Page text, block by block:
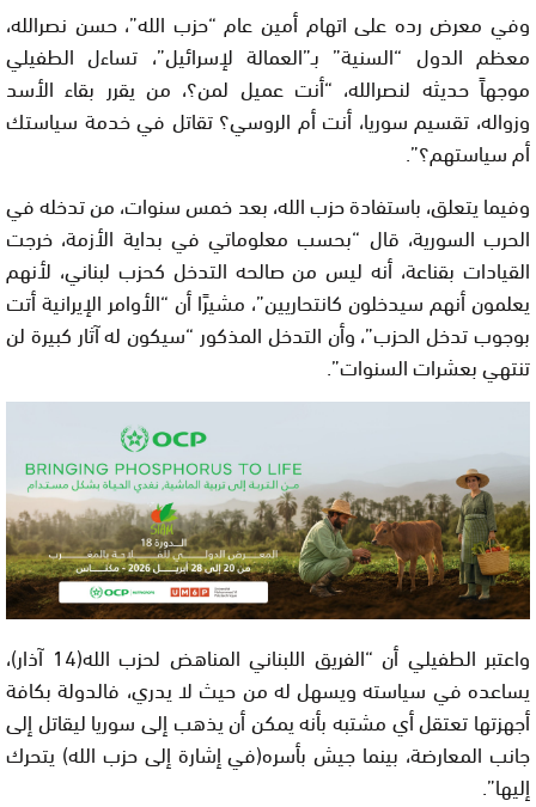
وفي معرض رده على اتهام أمين عام “حزب الله”، حسن نصرالله،
معظم الدول “السنية” بـ”العمالة لإسرائيل”، تساءل الطفيلي
موجهاً حديثه لنصرالله، “أنت عميل لمن؟، من يقرر بقاء الأسد
وزواله، تقسيم سوريا، أنت أم الروسي؟ تقاتل في خدمة سياستك
أم سياستهم؟”.
وفيما يتعلق، باستفادة حزب الله، بعد خمس سنوات، من تدخله في
الحرب السورية، قال “بحسب معلوماتي في بداية الأزمة، خرجت
القيادات بقناعة، أنه ليس من صالحه التدخل كحزب لبناني، لأنهم
يعلمون أنهم سيدخلون كانتحاريين”، مشيرًا أن “الأوامر الإيرانية أتت
بوجوب تدخل الحزب”، وأن التدخل المذكور “سيكون له آثار كبيرة لن
تنتهي بعشرات السنوات”.
واعتبر الطفيلي أن “الفريق اللبناني المناهض لحزب الله(14 آذار)،
يساعده في سياسته ويسهل له من حيث لا يدري، فالدولة بكافة
أجهزتها تعتقل أي مشتبه بأنه يمكن أن يذهب إلى سوريا ليقاتل إلى
جانب المعارضة، بينما جيش بأسره(في إشارة إلى حزب الله) يتحرك
إليها”.